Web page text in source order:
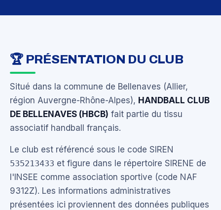
🏆 PRÉSENTATION DU CLUB
Situé dans la commune de Bellenaves (Allier,
région Auvergne-Rhône-Alpes), HANDBALL CLUB
DE BELLENAVES (HBCB) fait partie du tissu
associatif handball français.
Le club est référencé sous le code SIREN
535213433 et figure dans le répertoire SIRENE de
l'INSEE comme association sportive (code NAF
9312Z). Les informations administratives
présentées ici proviennent des données publiques